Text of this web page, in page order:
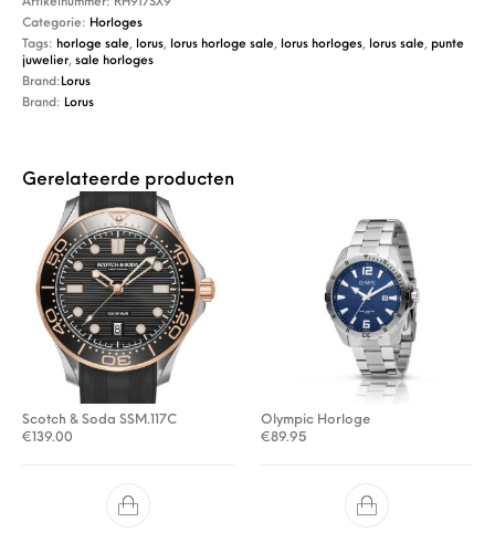
Artikelnummer: RH917SX9
Categorie: Horloges
Tags: horloge sale, lorus, lorus horloge sale, lorus horloges, lorus sale, punte
juwelier,sale horloges
Brand:Lorus
Brand: Lorus
Gerelateerde producten
Scotch & Soda SSM.117C
€139.00
Olympic Horloge
€89.95